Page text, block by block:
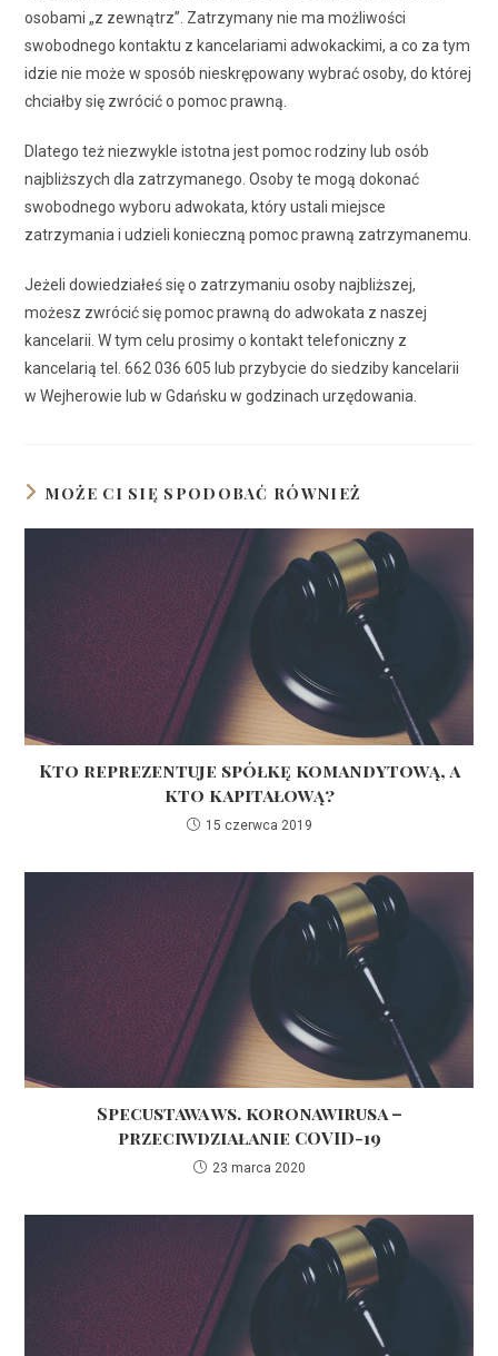
osobami „z zewnątrz”. Zatrzymany nie ma możliwości
swobodnego kontaktu z kancelariami adwokackimi, a co za tym
idzie nie może w sposób nieskrępowany wybrać osoby, do której
chciałby się zwrócić o pomoc prawną.
Dlatego też niezwykle istotna jest pomoc rodziny lub osób
najbliższych dla zatrzymanego. Osoby te mogą dokonać
swobodnego wyboru adwokata, który ustali miejsce
zatrzymania i udzieli konieczną pomoc prawną zatrzymanemu.
Jeżeli dowiedziałeś się o zatrzymaniu osoby najbliższej,
możesz zwrócić się pomoc prawną do adwokata z naszej
kancelarii. W tym celu prosimy o kontakt telefoniczny z
kancelarią tel. 662 036 605 lub przybycie do siedziby kancelarii
w Wejherowie lub w Gdańsku w godzinach urzędowania.
MOŻE CI SIĘ SPODOBAĆ RÓWNIEŻ
Kto reprezentuje spółkę komandytową, a
kto kapitałową?
15 czerwca 2019
Specustawa ws. koronawirusa –
przeciwdziałanie COVID-19
23 marca 2020